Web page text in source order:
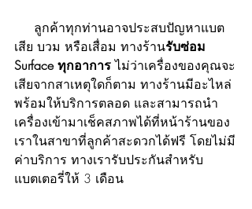
เสีย บวม หรือเสื่อม ทางร้านรับซ่อม
Surface ทุกอาการ ไม่ว่าเครื่องของคุณจะ
เสียจากสาเหตุใดก็ตาม ทางร้านมีอะไหล่
พร้อมให้บริการตลอด และสามารถนำ
เครื่องเข้ามาเช็คสภาพได้ที่หน้าร้านของ
เราในสาขาที่ลูกค้าสะดวกได้ฟรี โดยไม่มี
ค่าบริการ ทางเรารับประกันสำหรับ
แบตเตอรี่ให้ 3 เดือน